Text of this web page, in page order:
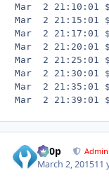
Mar  2 21:10:01
Mar  2 21:15:01
Mar  2 21:17:01
Mar  2 21:20:01
Mar  2 21:25:01
Mar  2 21:30:01
Mar  2 21:35:01
d00p
March 2, 201511